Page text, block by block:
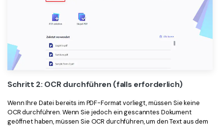
Schritt 2: OCR durchführen (falls erforderlich)
Wenn Ihre Datei bereits im PDF-Format vorliegt, müssen Sie keine
OCR durchführen. Wenn Sie jedoch ein gescanntes Dokument
geöffnet haben, müssen Sie OCR durchführen, um den Text aus dem